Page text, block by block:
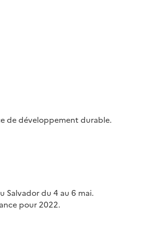
de développement durable.
Salvador du 4 au 6 mai.
pour 2022.